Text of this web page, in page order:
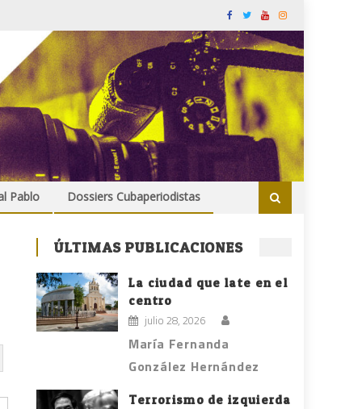
Pablo Dossiers Cubaperiodistas
ÚLTIMAS PUBLICACIONES
La ciudad que late en el
centro
julio 28, 2026
María Fernanda
González Hernández
Terrorismo de izquierda